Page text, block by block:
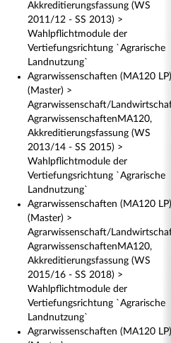
Akkreditierungsfassung (WS
2011/12 - SS 2013) >
Wahlpflichtmodule der
Vertiefungsrichtung `Agrarische
Landnutzung`
Agrarwissenschaften (MA120 LP)
(Master) >
Agrarwissenschaft/
AgrarwissenschaftenMA120,
Akkreditierungsfassung (WS
2013/14 - SS 2015) >
Wahlpflichtmodule der
Vertiefungsrichtung `Agrarische
Landnutzung`
Agrarwissenschaften (MA120 LP)
(Master) >
Agrarwissenschaft/
AgrarwissenschaftenMA120,
Akkreditierungsfassung (WS
2015/16 - SS 2018) >
Wahlpflichtmodule der
Vertiefungsrichtung `Agrarische
Landnutzung`
Agrarwissenschaften (MA120 LP)